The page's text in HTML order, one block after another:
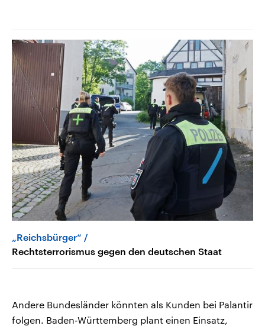
„Reichsbürger“
Rechtsterrorismus gegen den deutschen Staat
Andere Bundesländer könnten als Kunden bei Palantir
folgen. Baden-Württemberg plant einen Einsatz,